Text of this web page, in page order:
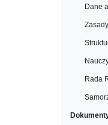
Dane
Rada